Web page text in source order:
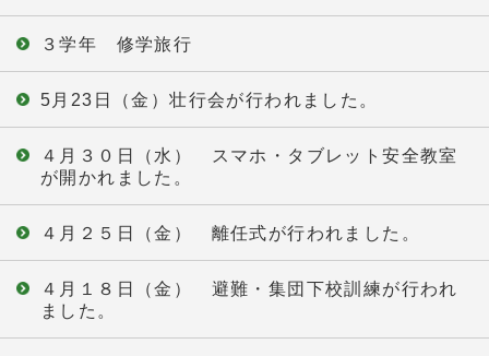
３学年 修学旅行
5月23日（金）壮行会が行われました。
４月３０日（水） スマホ・タブレット安全教室
が開かれました。
４月２５日（金） 離任式が行われました。
４月１８日（金） 避難・集団下校訓練が行われ
ました。